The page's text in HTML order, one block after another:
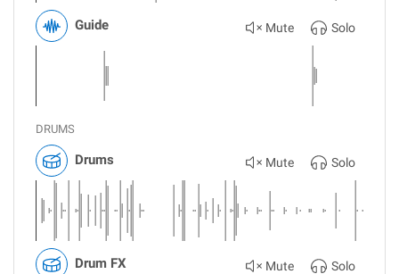
Guide Mute Solo
DRUMS
Drums Mute Solo
Drum FX Mute Solo